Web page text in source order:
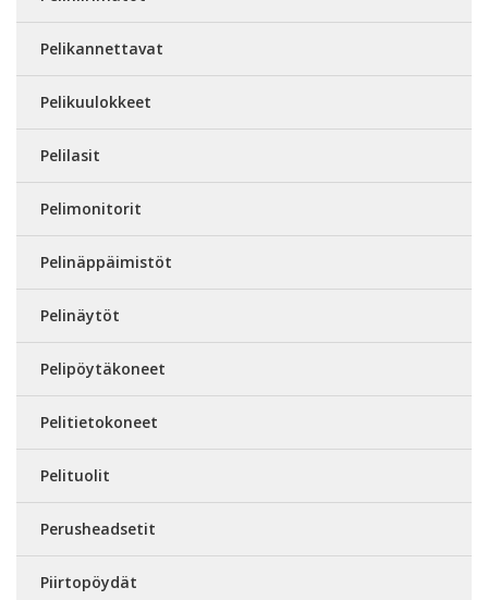
Pelikannettavat
Pelikuulokkeet
Pelilasit
Pelimonitorit
Pelinäppäimistöt
Pelinäytöt
Pelipöytäkoneet
Pelitietokoneet
Pelituolit
Perusheadsetit
Piirtopöydät